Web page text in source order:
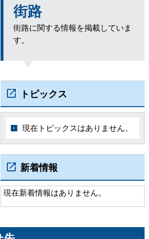
街路
街路に関する情報を掲載していま
す。
トピックス
現在トピックスはありません。
新着情報
現在新着情報はありません。